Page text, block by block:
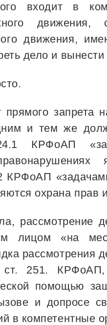
входит в
движения,
движения,
дело и вынести
запрета
и тем же
КРФоАП
КРФоАП
охрана прав
рассмотрение
лицом «на
рассмотрения
251. КРФоАП,
помощью
и допросе
в компетентные